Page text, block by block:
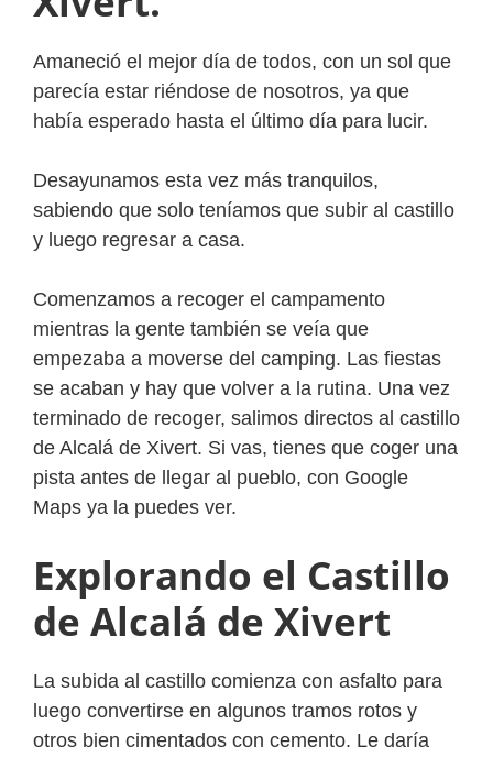
Amaneció el mejor día de todos, con un sol que
parecía estar riéndose de nosotros, ya que
había esperado hasta el último día para lucir.
Desayunamos esta vez más tranquilos,
sabiendo que solo teníamos que subir al castillo
y luego regresar a casa.
Comenzamos a recoger el campamento
mientras la gente también se veía que
empezaba a moverse del camping. Las fiestas
se acaban y hay que volver a la rutina. Una vez
terminado de recoger, salimos directos al castillo
de Alcalá de Xivert. Si vas, tienes que coger una
pista antes de llegar al pueblo, con Google
Maps ya la puedes ver.
Explorando el Castillo
de Alcalá de Xivert
La subida al castillo comienza con asfalto para
luego convertirse en algunos tramos rotos y
otros bien cimentados con cemento. Le daría